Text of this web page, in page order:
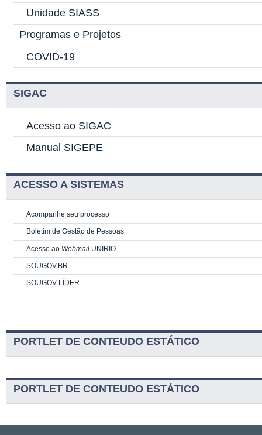
Unidade SIASS
Programas e Projetos
COVID-19
SIGAC
Acesso ao SIGAC
Manual SIGEPE
ACESSO A SISTEMAS
Acompanhe seu processo
Boletim de Gestão de Pessoas
Acesso ao Webmail UNIRIO
SOUGOV.BR
SOUGOV LÍDER
PORTLET DE CONTEUDO ESTÁTICO
PORTLET DE CONTEUDO ESTÁTICO